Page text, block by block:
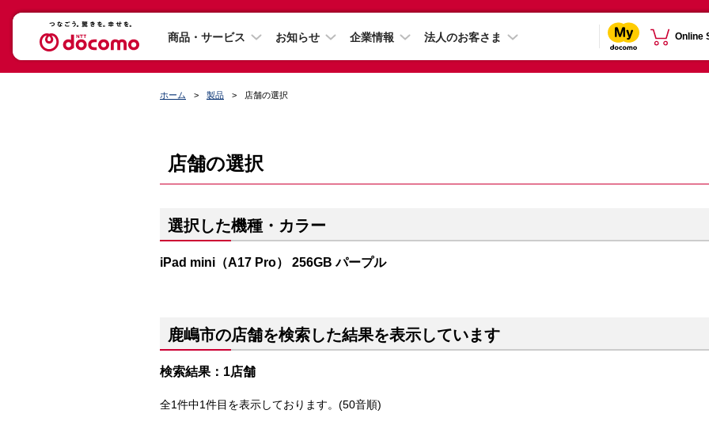
商品・サービス お知らせ 企業情報 法人のお客さま Online
ホーム 製品 店舗の選択
店舗の選択
選択した機種・カラー
iPad mini（A17 Pro） 256GB パープル
鹿嶋市の店舗を検索した結果を表示しています
検索結果：1店舗
全1件中1件目を表示しております。(50音順)